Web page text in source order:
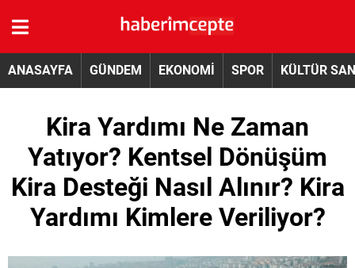
ANASAYFA GÜNDEM EKONOMİ SPOR KÜLTÜR
Kira Yardımı Ne Zaman
Yatıyor? Kentsel Dönüşüm
Kira Desteği Nasıl Alınır? Kira
Yardımı Kimlere Veriliyor?